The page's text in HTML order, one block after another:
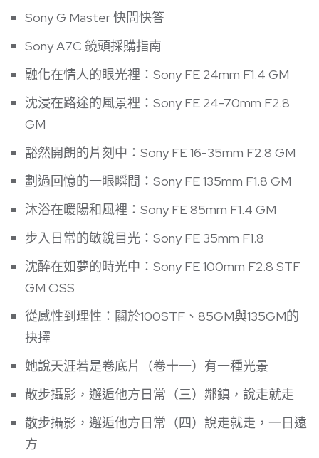
Sony G Master 快問快答
Sony A7C 鏡頭採購指南
融化在情人的眼光裡：Sony FE 24mm F1.4 GM
沈浸在路途的風景裡：Sony FE 24-70mm F2.8
GM
豁然開朗的片刻中：Sony FE 16-35mm F2.8 GM
劃過回憶的一眼瞬間：Sony FE 135mm F1.8 GM
沐浴在暖陽和風裡：Sony FE 85mm F1.4 GM
步入日常的敏銳目光：Sony FE 35mm F1.8
沈醉在如夢的時光中：Sony FE 100mm F2.8 STF
GM OSS
從感性到理性：關於100STF、85GM與135GM的
抉擇
她說天涯若是卷底片（卷十一）有一種光景
散步攝影，邂逅他方日常（三）鄰鎮，說走就走
散步攝影，邂逅他方日常（四）說走就走，一日遠
方